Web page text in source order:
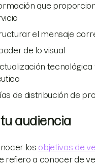
que
el mensaje
de lo visual
de distribución de
audiencia
los objetivos de
refiero a conocer de